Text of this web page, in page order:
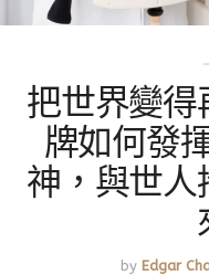
把世界變
牌如何發
神，與世
by Edgar